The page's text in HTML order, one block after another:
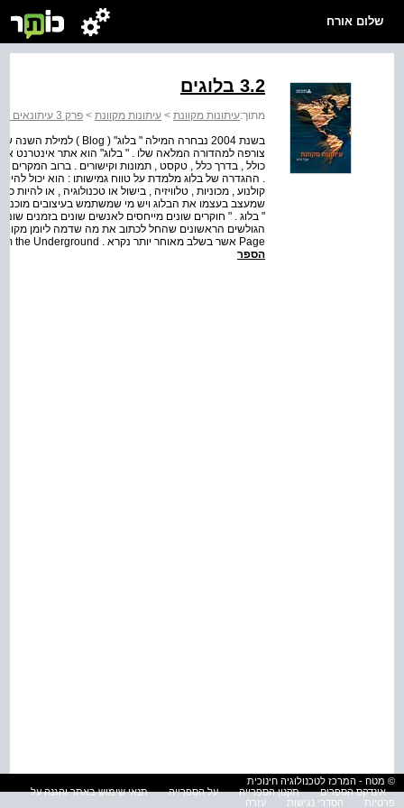
שלום אורח
3.2 בלוגים
מתוך:עיתונות מקוונת > עיתונות מקוונת > פרק 3 עיתונאים חדשים?
צורפה למהדורה המלאה שלו . " בלוג" הוא אתר אינטרנט
כולל , בדרך כלל , טקסט , תמונות וקישורים . ברוב המקרים
. ההגדרה של בלוג מלמדת על טווח גמישותו : הוא יכול
קולנוע , מכוניות , טלוויזיה , בישול או טכנולוגיה , או
שמעצב בעצמו את הבלוג ויש מי שמשתמש בעיצובים
" בלוג . " חוקרים שונים מייחסים לאנשים שונים בזמנים
Page אשר בשלב מאוחר יותר נקרא . Links from the Underground שנתיים לאחר הקמת האתר , בינואר , 1996 הוא...
הספר
© מטח - המרכז לטכנולוגיה חינוכית
אינדקס הספרים
תקנון הספרייה על הספרייה
תנאי שימוש באתר והגנה על
פרטיות
הסדרי נגישות עזרה